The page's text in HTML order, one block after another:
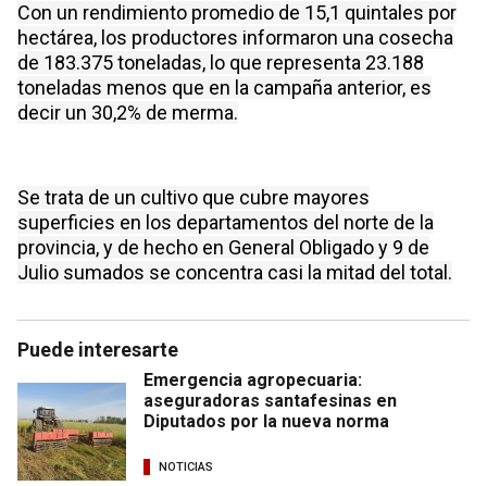
Con un rendimiento promedio de 15,1 quintales por
hectárea, los productores informaron una cosecha
de 183.375 toneladas, lo que representa 23.188
toneladas menos que en la campaña anterior, es
decir un 30,2% de merma.
Se trata de un cultivo que cubre mayores
superficies en los departamentos del norte de la
provincia, y de hecho en General Obligado y 9 de
Julio sumados se concentra casi la mitad del total.
Puede interesarte
Emergencia agropecuaria:
aseguradoras santafesinas en
Diputados por la nueva norma
NOTICIAS